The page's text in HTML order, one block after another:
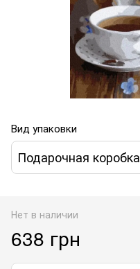
Вид упаковки
Подарочная коробка
Нет в наличии
638 грн